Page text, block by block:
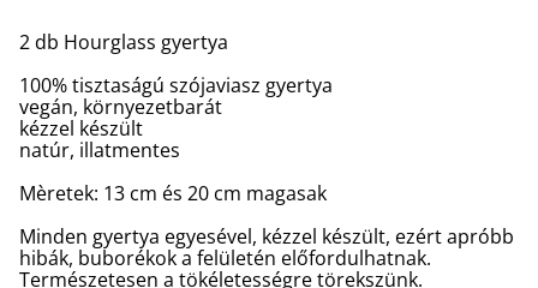
2 db Hourglass gyertya
100% tisztaságú szójaviasz gyertya
vegán, környezetbarát
kézzel készült
natúr, illatmentes
Mèretek: 13 cm és 20 cm magasak
Minden gyertya egyesével, kézzel készült, ezért apróbb
hibák, buborékok a felületén előfordulhatnak.
Természetesen a tökéletességre törekszünk.